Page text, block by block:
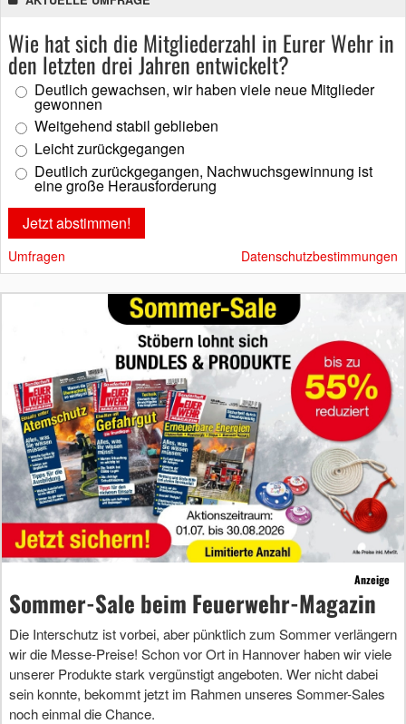
Wie hat sich die Mitgliederzahl in Eurer Wehr in
den letzten drei Jahren entwickelt?
Deutlich gewachsen, wir haben viele neue Mitglieder
gewonnen
Weitgehend stabil geblieben
Leicht zurückgegangen
Deutlich zurückgegangen, Nachwuchsgewinnung ist
eine große Herausforderung
Umfragen Datenschutzbestimmungen
Anzeige
Sommer-Sale beim Feuerwehr-Magazin
Die Interschutz ist vorbei, aber pünktlich zum Sommer verlängern
wir die Messe-Preise! Schon vor Ort in Hannover haben wir viele
unserer Produkte stark vergünstigt angeboten. Wer nicht dabei
sein konnte, bekommt jetzt im Rahmen unseres Sommer-Sales
noch einmal die Chance.